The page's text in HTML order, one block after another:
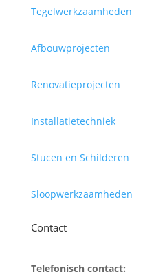
Tegelwerkzaamheden
Afbouwprojecten
Renovatieprojecten
Installatietechniek
Stucen en Schilderen
Sloopwerkzaamheden
Contact
Telefonisch contact: